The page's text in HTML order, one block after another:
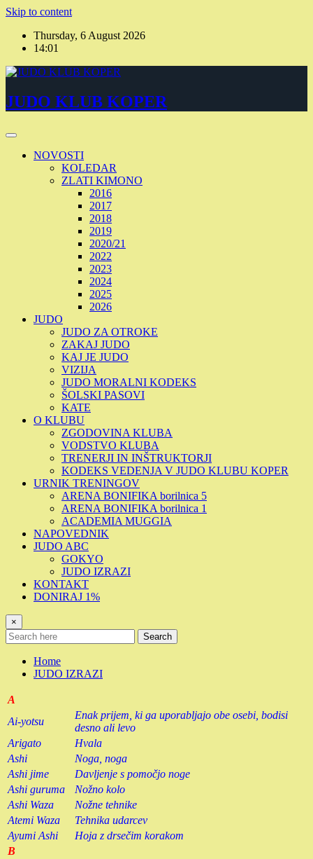
Skip to content
Thursday, 6 August 2026
14:01
JUDO KLUB KOPER
NOVOSTI
KOLEDAR
ZLATI KIMONO
2016
2017
2018
2019
2020/21
2022
2023
2024
2025
2026
JUDO
JUDO ZA OTROKE
ZAKAJ JUDO
KAJ JE JUDO
VIZIJA
JUDO MORALNI KODEKS
ŠOLSKI PASOVI
KATE
O KLUBU
ZGODOVINA KLUBA
VODSTVO KLUBA
TRENERJI IN INŠTRUKTORJI
KODEKS VEDENJA V JUDO KLUBU KOPER
URNIK TRENINGOV
ARENA BONIFIKA borilnica 5
ARENA BONIFIKA borilnica 1
ACADEMIA MUGGIA
NAPOVEDNIK
JUDO ABC
GOKYO
JUDO IZRAZI
KONTAKT
DONIRAJ 1%
×
Search
Home
JUDO IZRAZI
A
Ai-yotsu
Enak prijem, ki ga uporabljajo obe osebi, bodisi
desno ali levo
Arigato
Hvala
Ashi
Noga, noga
Ashi jime
Davljenje s pomočjo noge
Ashi guruma
Nožno kolo
Ashi Waza
Nožne tehnike
Atemi Waza
Tehnika udarcev
Ayumi Ashi
Hoja z drsečim korakom
B